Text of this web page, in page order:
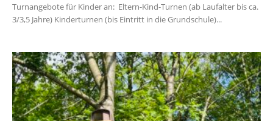
Turnangebote für Kinder an: Eltern-Kind-Turnen (ab Laufalter bis ca.
3/3,5 Jahre) Kinderturnen (bis Eintritt in die Grundschule)...